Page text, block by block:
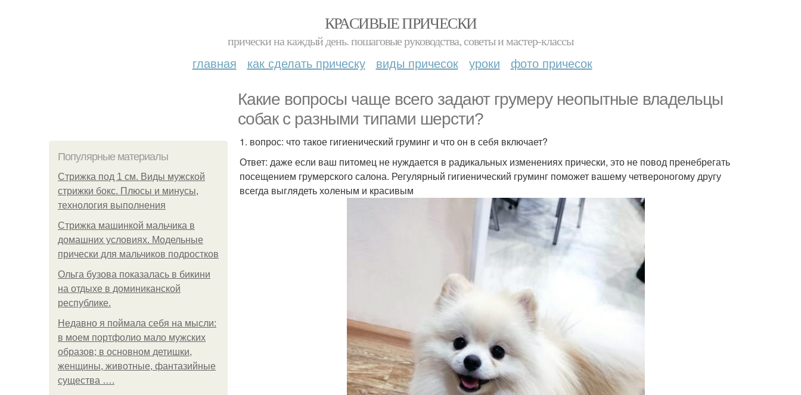
КРАСИВЫЕ ПРИЧЕСКИ
прически на каждый день. пошаговые руководства, советы и мастер-классы
главная как сделать прическу виды причесок уроки фото причесок
Какие вопросы чаще всего задают грумеру неопытные владельцы
собак с разными типами шерсти?
Популярные материалы
Стрижка под 1 см. Виды мужской
стрижки бокс. Плюсы и минусы,
технология выполнения
Стрижка машинкой мальчика в
домашних условиях. Модельные
прически для мальчиков подростков
Ольга бузова показалась в бикини
на отдыхе в доминиканской
республике.
Недавно я поймала себя на мысли:
в моем портфолио мало мужских
образов; в основном детишки,
женщины, животные, фантазийные
существа ….
1. вопрос: что такое гигиенический груминг и что он в себя включает?
Ответ: даже если ваш питомец не нуждается в радикальных изменениях прически, это не повод пренебрегать
посещением грумерского салона. Регулярный гигиенический груминг поможет вашему четвероногому другу
всегда выглядеть холеным и красивым